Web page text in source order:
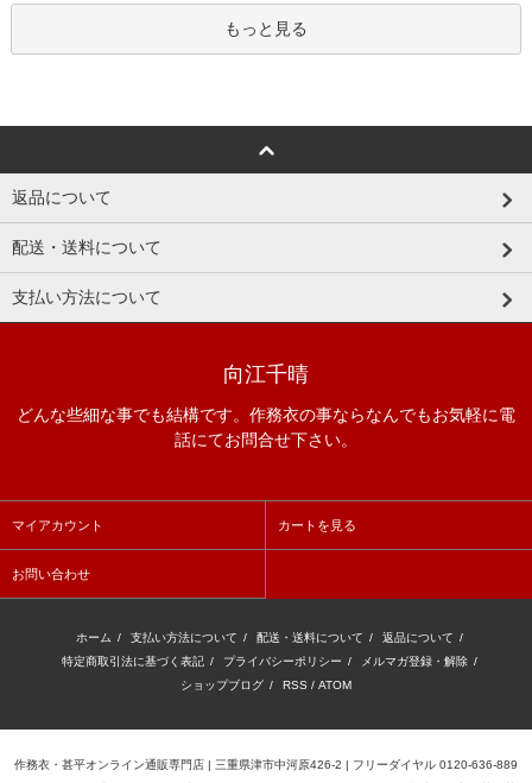
もっと見る
返品について
配送・送料について
支払い方法について
向江千晴
どんな些細な事でも結構です。作務衣の事ならなんでもお気軽に電
話にてお問合せ下さい。
マイアカウント カートを見る
お問い合わせ
ホーム / 支払い方法について / 配送・送料について / 返品について /
特定商取引法に基づく表記 / プライバシーポリシー / メルマガ登録・解除 /
ショップブログ / RSS / ATOM
作務衣・甚平オンライン通販専門店 | 三重県津市中河原426-2 | フリーダイヤル 0120-636-889